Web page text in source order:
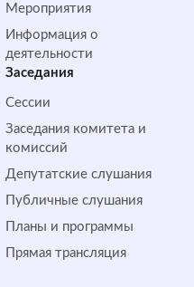
Мероприятия
Информация о
деятельности
Заседания
Сессии
Заседания комитета и
комиссий
Депутатские слушания
Публичные слушания
Планы и программы
Прямая трансляция